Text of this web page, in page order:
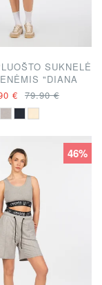
SUKNELĖ
"DIANA
VAPSVĖ"
€ 79.90 €
46%